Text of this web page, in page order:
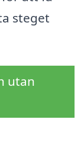
steget
utan